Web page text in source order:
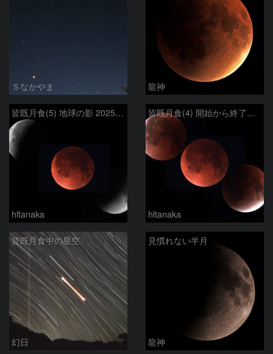
Ｓなかやま 龍神
皆既月食(5) 地球の影 2025/09/08
hltanaka
皆既月食(4) 開始から終了まで 2025/09/08
hltanaka
皆既月食中の星空
幻日
見慣れない半月
龍神